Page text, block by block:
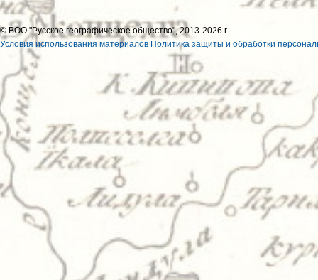
© ВОО "Русское географическое общество", 2013-2026 г.
Условия использования материалов Политика защиты и обработки